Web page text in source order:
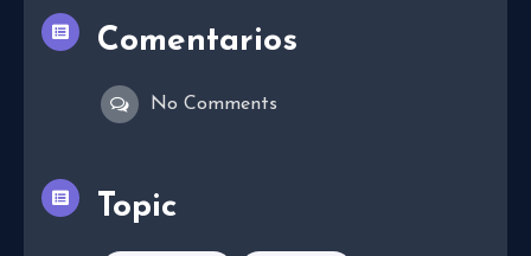
Comentarios
No Comments
Topic